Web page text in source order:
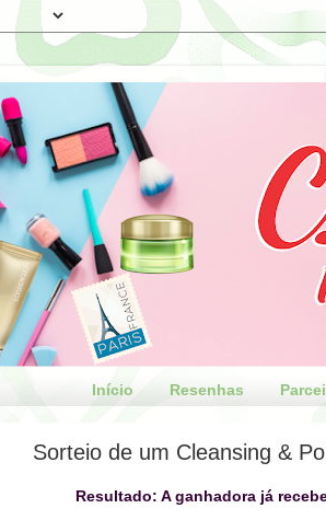
Início Resenhas
Sorteio de um Cleansing &
Resultado: A ganhadora já